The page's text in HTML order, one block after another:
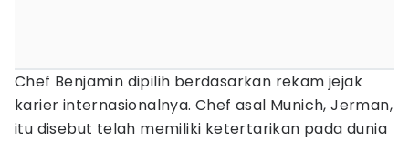
Chef Benjamin dipilih berdasarkan rekam jejak
karier internasionalnya. Chef asal Munich, Jerman,
itu disebut telah memiliki ketertarikan pada dunia